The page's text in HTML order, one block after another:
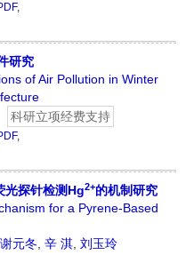
,
研究
of Air Pollution in Winter
科研立项经费支持
,
光探针检测Hg2+的机制研究
for a Pyrene-Based
谢元冬 辛 淇 刘玉玲